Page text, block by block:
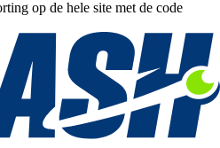
op de hele site met de code